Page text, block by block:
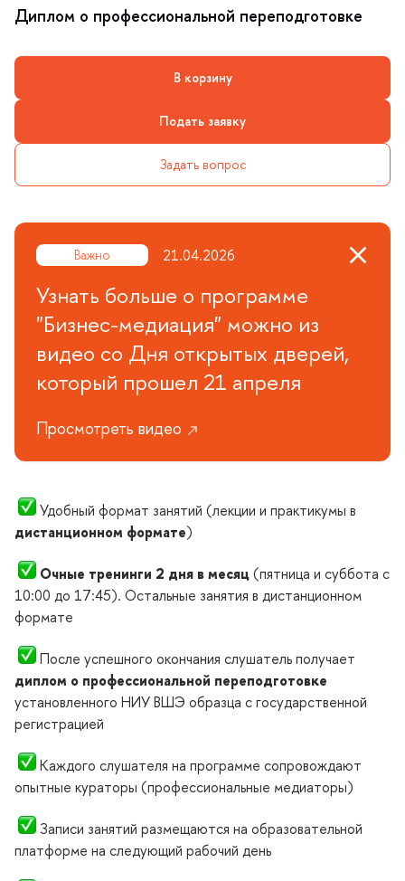
корзину
Подать заявку
Задать вопрос
Диплом о профессиональной переподготовке
ажно 21.04.2026
Узнать больше о программе
"Бизнес-медиация" можно из
идео со Дня открытых дверей,
который прошел 21 апреля
Просмотреть видео
Удобный формат занятий (лекции и практикумы
дистанционном формате)
Очные тренинги 2 дня в месяц(пятница и суббота с
10:00 до 17:45). Остальные занятия в дистанционном
формате
После успешного окончания слушатель получает
диплом о профессиональной переподготовке
установленного НИУ ВШЭ образца с государственной
регистрацией
Каждого слушателя на программе сопровождают
опытные кураторы (профессиональные медиаторы)
Записи занятий размещаются на образовательной
платформе на следующий рабочий день